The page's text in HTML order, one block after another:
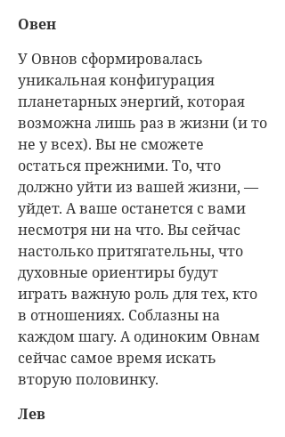
Овен
У Овнов сформировалась
уникальная конфигурация
планетарных энергий, которая
возможна лишь раз в жизни (и то
не у всех). Вы не сможете
остаться прежними. То, что
должно уйти из вашей жизни, —
уйдет. А ваше останется с вами
несмотря ни на что. Вы сейчас
настолько притягательны, что
духовные ориентиры будут
играть важную роль для тех, кто
в отношениях. Соблазны на
каждом шагу. А одиноким Овнам
сейчас самое время искать
вторую половинку.
Лев